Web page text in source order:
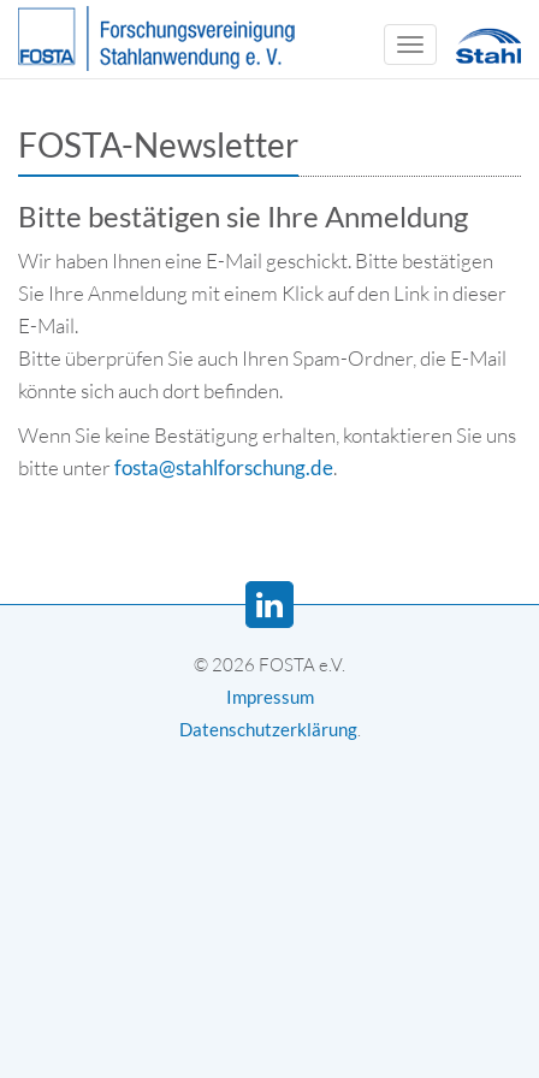
Toggle
navigation
FOSTA-Newsletter
Bitte bestätigen sie Ihre Anmeldung
Wir haben Ihnen eine E-Mail geschickt. Bitte bestätigen
Sie Ihre Anmeldung mit einem Klick auf den Link in dieser
E-Mail.
Bitte überprüfen Sie auch Ihren Spam-Ordner, die E-Mail
könnte sich auch dort befinden.
Wenn Sie keine Bestätigung erhalten, kontaktieren Sie uns
bitte unterfosta@stahlforschung.de.
© 2026 FOSTA e.V.
Impressum
Datenschutzerklärung.